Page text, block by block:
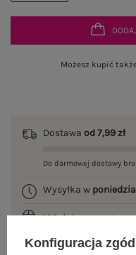
Możesz kupić
Dostawa od 7,99 zł
Do darmowej dostawy
Wysyłka w
100 dni na zwrot
Konfiguracja zgód